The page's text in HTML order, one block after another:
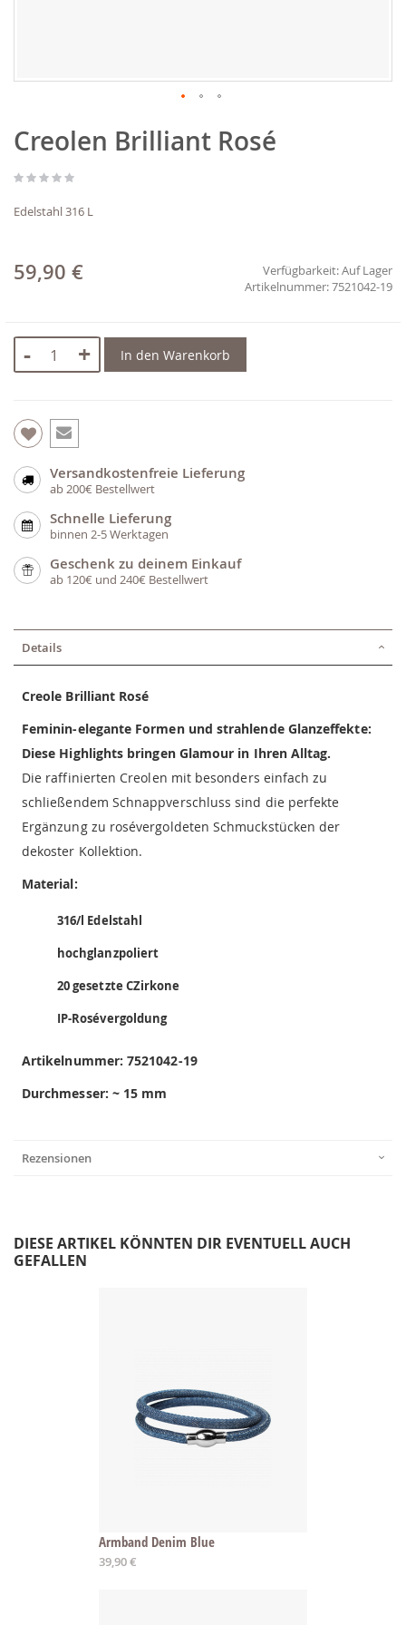
Anfang
der
springen
Creolen Brilliant Rosé
Edelstahl 316 L
59,90 € Verfügbarkeit:Auf Lager
7521042-19
- + In den Warenkorb
Versandkostenfreie Lieferung
ab 200€ Bestellwert
Schnelle Lieferung
binnen 2-5 Werktagen
Geschenk zu deinem Einkauf
ab 120€ und 240€ Bestellwert
Details
Creole Brilliant Rosé
Feminin-elegante Formen und strahlende Glanzeffekte:
Diese Highlights bringen Glamour in Ihren Alltag.
Die raffinierten Creolen mit besonders einfach zu
schließendem Schnappverschluss sind die perfekte
Ergänzung zu rosévergoldeten Schmuckstücken der
dekoster Kollektion.
Material:
316/l Edelstahl
hochglanzpoliert
20 gesetzte CZirkone
IP-Rosévergoldung
Artikelnummer:7521042-19
Durchmesser: ~ 15 mm
Rezensionen
DIESE ARTIKEL KÖNNTEN DIR EVENTUELL AUCH
GEFALLEN
Armband Denim Blue
Ab
39,90 €